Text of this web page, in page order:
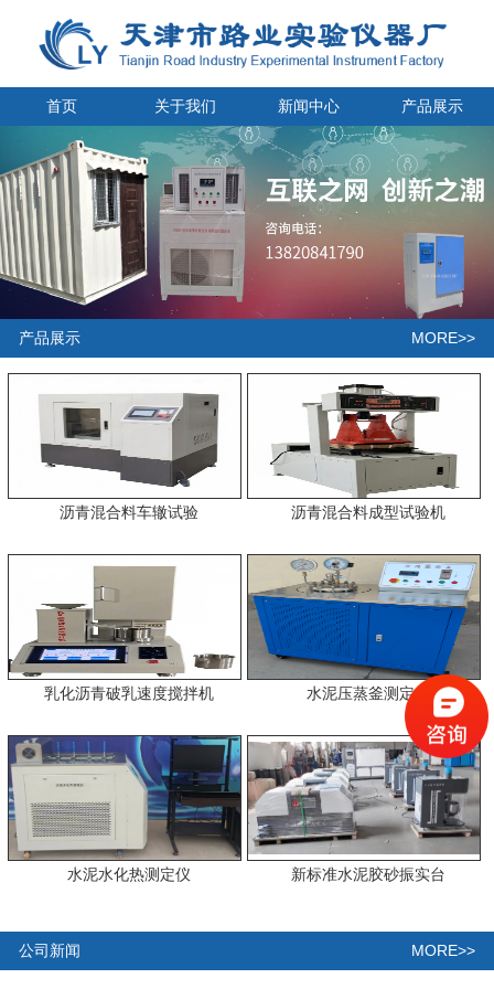
首页 关于我们 新闻中心 产品展示
产品展示 MORE>>
沥青混合料车辙试验 沥青混合料成型试验机
乳化沥青破乳速度搅拌机 水泥压蒸釜测定仪
水泥水化热测定仪 新标准水泥胶砂振实台
公司新闻 MORE>>